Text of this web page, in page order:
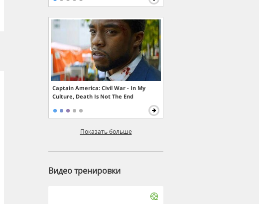
Captain America: Civil War - In My
Culture, Death Is Not The End
Показать больше
Видео тренировки